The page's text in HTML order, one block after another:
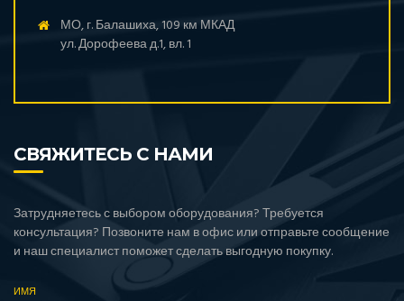
МО, г. Балашиха, 109 км МКАД
ул. Дорофеева д.1, вл. 1
СВЯЖИТЕСЬ С НАМИ
Затрудняетесь с выбором оборудования? Требуется
консультация? Позвоните нам в офис или отправьте сообщение
и наш специалист поможет сделать выгодную покупку.
ИМЯ